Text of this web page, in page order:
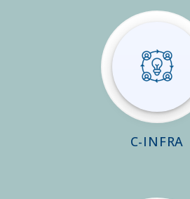
C-INFRA